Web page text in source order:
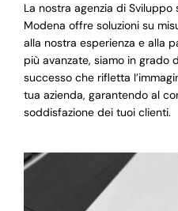
La nostra agenzia di
Modena offre soluzioni su
alla nostra esperienza e alla
più avanzate, siamo in grado
successo che rifletta
tua azienda, garantendo al
soddisfazione dei tuoi clienti.